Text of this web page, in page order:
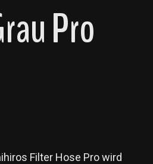
Pro
Filter Hose Pro wird